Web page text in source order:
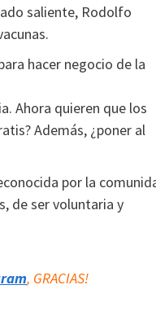
saliente, Rodolfo
hacer negocio de la
Ahora quieren que los
Además, ¿poner al
por la
de ser voluntaria y
, GRACIAS!